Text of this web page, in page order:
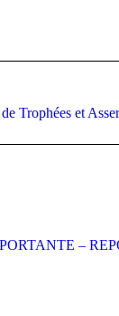
Trophées et
–